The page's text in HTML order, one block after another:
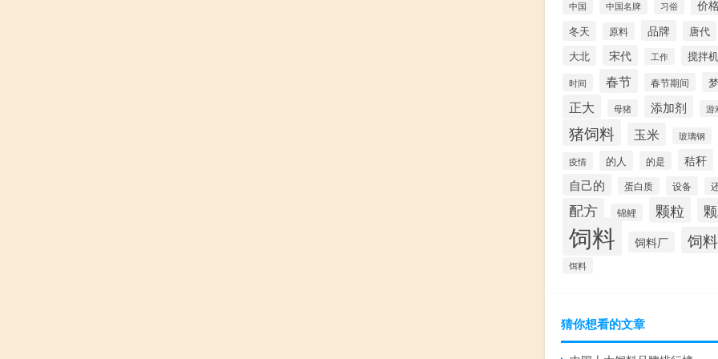
中国 中国名牌 习俗 价
冬天 原料 品牌
唐代
大北
宋代 工作 搅拌机
时间 春节 春节期间
正大 母猪 添加剂 游
猪饲料 玉米 玻璃钢
疫情 的人 的是
秸秆
自己的
蛋白质 设备
配方 锦鲤 颗粒
饲料 饲料厂 饲
饵料
猜你想看的文章